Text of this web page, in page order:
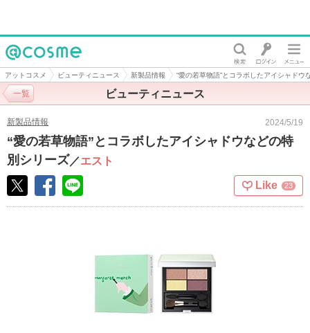
@cosme
アットコスメ ビューティニュース 新製品情報 “愛の若草物語”とコラボしたアイシャドウ
ビューティニュース
一覧
新製品情報 2024/5/19
“愛の若草物語”とコラボしたアイシャドウなどの特
別シリーズ／エスト
Like 23